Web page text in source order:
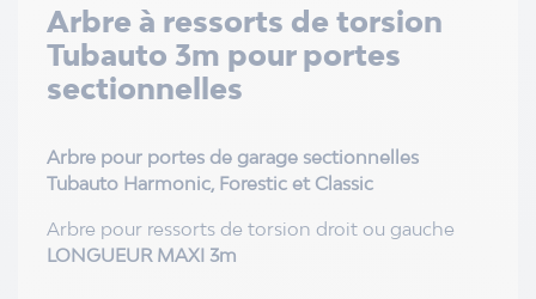
Arbre à ressorts de torsion
Tubauto 3m pour portes
sectionnelles
Arbre pour portes de garage sectionnelles
Tubauto Harmonic, Forestic et Classic
Arbre pour ressorts de torsion droit ou gauche
LONGUEUR MAXI 3m